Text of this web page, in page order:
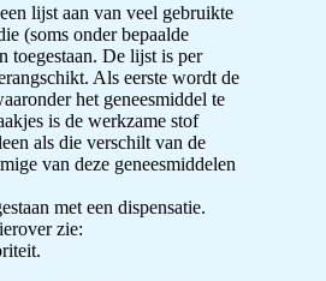
lijst aan van veel gebruikte
(soms onder bepaalde
toegestaan. De lijst is per
Als eerste wordt de
het geneesmiddel te
is de werkzame stof
als die verschilt van de
van deze geneesmiddelen
met een dispensatie.
zie: